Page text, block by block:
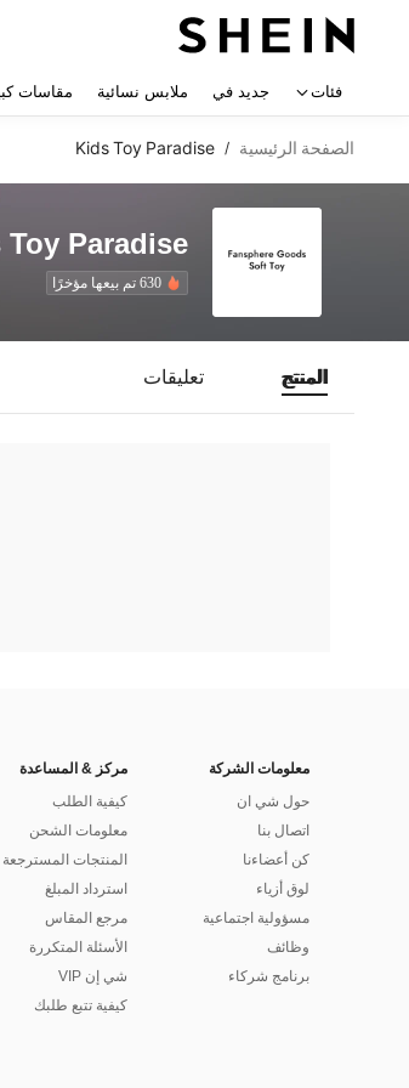
فئات جديد في ملابس نسائية مقاسات
الصفحة الرئيسية /
Kids Toy Paradise
Toy Paradise
630 تم بيعها مؤخرًا
المنتج تعليقات
معلومات الشركة
حول شي ان
اتصال بنا
كن أعضاءنا
لوق أزياء
مسؤولية اجتماعية
وظائف
برنامج شركاء
مركز & المساعدة
كيفية الطلب
معلومات الشحن
المنتجات المسترجعة
استرداد المبلغ
مرجع المقاس
الأسئلة المتكررة
شي إن VIP
كيفية تتبع طلبك